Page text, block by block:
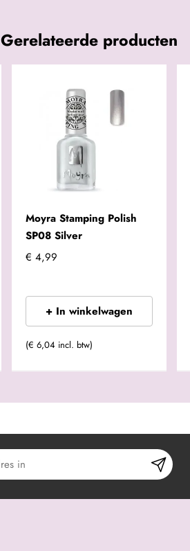
Gerelateerde producten
Moyra Stamping Polish
SP08 Silver
€ 4,99
+ In winkelwagen
(€ 6,04 incl. btw)